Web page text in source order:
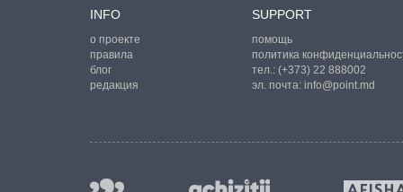
INFO
о проекте
правила
блог
редакция
SUPPORT
помощь
политика
тел.: (+373) 22 888002
эл. почта: info@point.md